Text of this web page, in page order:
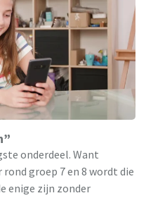
onderdeel. Want
groep 7 en 8 wordt die
enige zijn zonder